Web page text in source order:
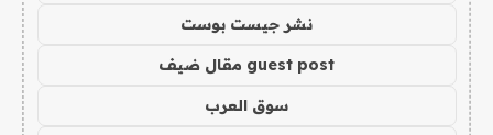
نشر جيست بوست
guest post مقال ضيف
سوق العرب